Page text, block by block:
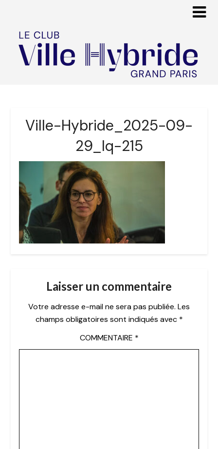
Ville-Hybride_2025-09-
29_lq-215
Laisser un commentaire
Votre adresse e-mail ne sera pas publiée. Les
champs obligatoires sont indiqués avec *
COMMENTAIRE *